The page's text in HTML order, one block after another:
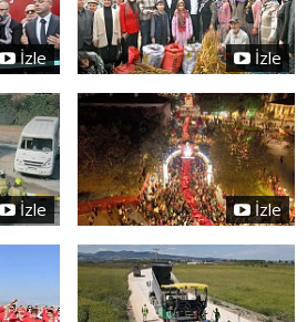
İzle İzle
İzle İzle